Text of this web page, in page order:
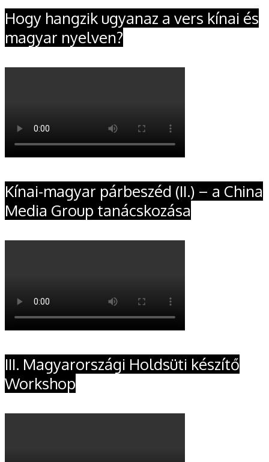
Hogy hangzik ugyanaz a vers kínai és
magyar nyelven?
Kínai-magyar párbeszéd (II.) – a China
Media Group tanácskozása
III. Magyarországi Holdsüti készítő
Workshop